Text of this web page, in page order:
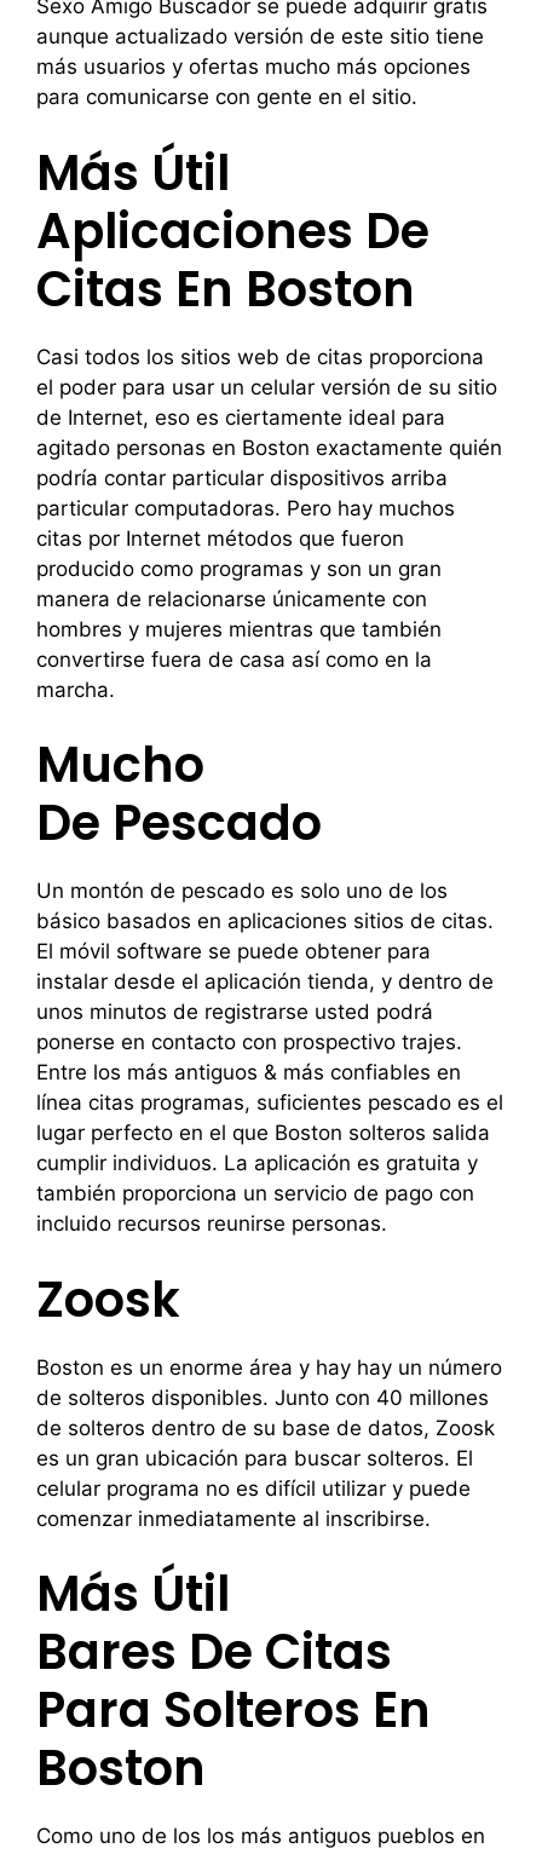
Sexo Amigo Buscador se puede adquirir gratis
aunque actualizado versión de este sitio tiene
más usuarios y ofertas mucho más opciones
para comunicarse con gente en el sitio.
Más Útil
Aplicaciones De
Citas En Boston
Casi todos los sitios web de citas proporciona
el poder para usar un celular versión de su sitio
de Internet, eso es ciertamente ideal para
agitado personas en Boston exactamente quién
podría contar particular dispositivos arriba
particular computadoras. Pero hay muchos
citas por Internet métodos que fueron
producido como programas y son un gran
manera de relacionarse únicamente con
hombres y mujeres mientras que también
convertirse fuera de casa así como en la
marcha.
Mucho
De Pescado
Un montón de pescado es solo uno de los
básico basados ​​en aplicaciones sitios de citas.
El móvil software se puede obtener para
instalar desde el aplicación tienda, y dentro de
unos minutos de registrarse usted podrá
ponerse en contacto con prospectivo trajes.
Entre los más antiguos & más confiables en
línea citas programas, suficientes pescado es el
lugar perfecto en el que Boston solteros salida
cumplir individuos. La aplicación es gratuita y
también proporciona un servicio de pago con
incluido recursos reunirse personas.
Zoosk
Boston es un enorme área y hay hay un número
de solteros disponibles. Junto con 40 millones
de solteros dentro de su base de datos, Zoosk
es un gran ubicación para buscar solteros. El
celular programa no es difícil utilizar y puede
comenzar inmediatamente al inscribirse.
Más Útil
Bares De Citas
Para Solteros En
Boston
Como uno de los los más antiguos pueblos en